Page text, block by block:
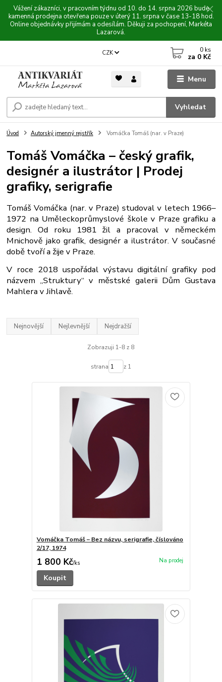
Vážení zákazníci, v pracovním týdnu od 10. do 14. srpna 2026 bude
kamenná prodejna otevřena pouze v úterý 11. srpna v čase 13-18 hod.
Online objednávky přijímám a odesílám. Děkuji za pochopení, Markéta
Lazarová.
Menu
CZK
Vyhledat
0 ks
za 0 Kč
Úvod Autorský jmenný rejstřík Vomáčka Tomáš (nar. v Praze)
Tomáš Vomáčka – český grafik,
designér a ilustrátor | Prodej
grafiky, serigrafie
Tomáš Vomáčka (nar. v Praze) studoval v letech 1966–
1972 na Uměleckoprůmyslové škole v Praze grafiku a
design. Od roku 1981 žil a pracoval v německém
Mnichově jako grafik, designér a ilustrátor. V současné
době tvoří a žije v Praze.
V roce 2018 uspořádal výstavu digitální grafiky pod
názvem „Struktury“ v městské galerii Dům Gustava
Mahlera v Jihlavě.
Nejnovější Nejlevnější Nejdražší
Zobrazuji 1-8 z 8
strana z 1
Vomáčka Tomáš – Bez názvu, serigrafie, číslováno
2/17, 1974
1 800 Kč/ks
Koupit